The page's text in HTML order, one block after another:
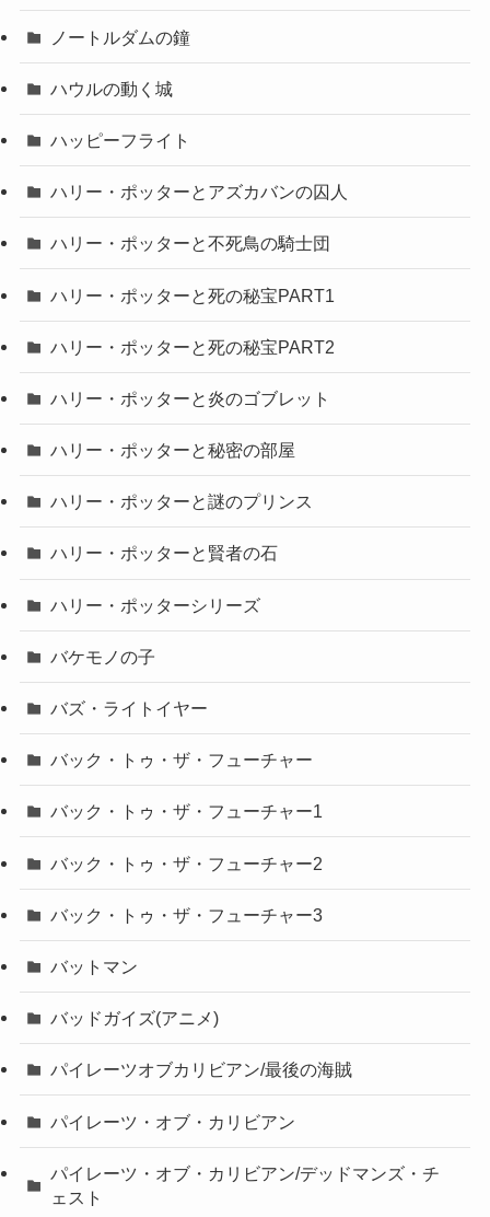
ノートルダムの鐘
ハウルの動く城
ハッピーフライト
ハリー・ポッターとアズカバンの囚人
ハリー・ポッターと不死鳥の騎士団
ハリー・ポッターと死の秘宝PART1
ハリー・ポッターと死の秘宝PART2
ハリー・ポッターと炎のゴブレット
ハリー・ポッターと秘密の部屋
ハリー・ポッターと謎のプリンス
ハリー・ポッターと賢者の石
ハリー・ポッターシリーズ
バケモノの子
バズ・ライトイヤー
バック・トゥ・ザ・フューチャー
バック・トゥ・ザ・フューチャー1
バック・トゥ・ザ・フューチャー2
バック・トゥ・ザ・フューチャー3
バットマン
バッドガイズ(アニメ)
パイレーツオブカリビアン/最後の海賊
パイレーツ・オブ・カリビアン
パイレーツ・オブ・カリビアン/デッドマンズ・チ
ェスト